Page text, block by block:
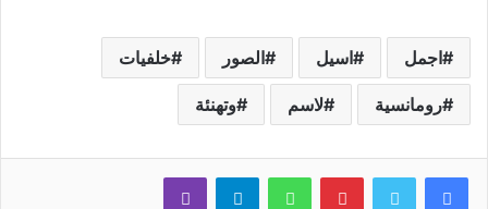
اجمل اسيل الصور خلفيات
رومانسية لاسم وتهنئة
فيسبوك تويتر بينتيريستواتساب تيلقرام ڤايبر